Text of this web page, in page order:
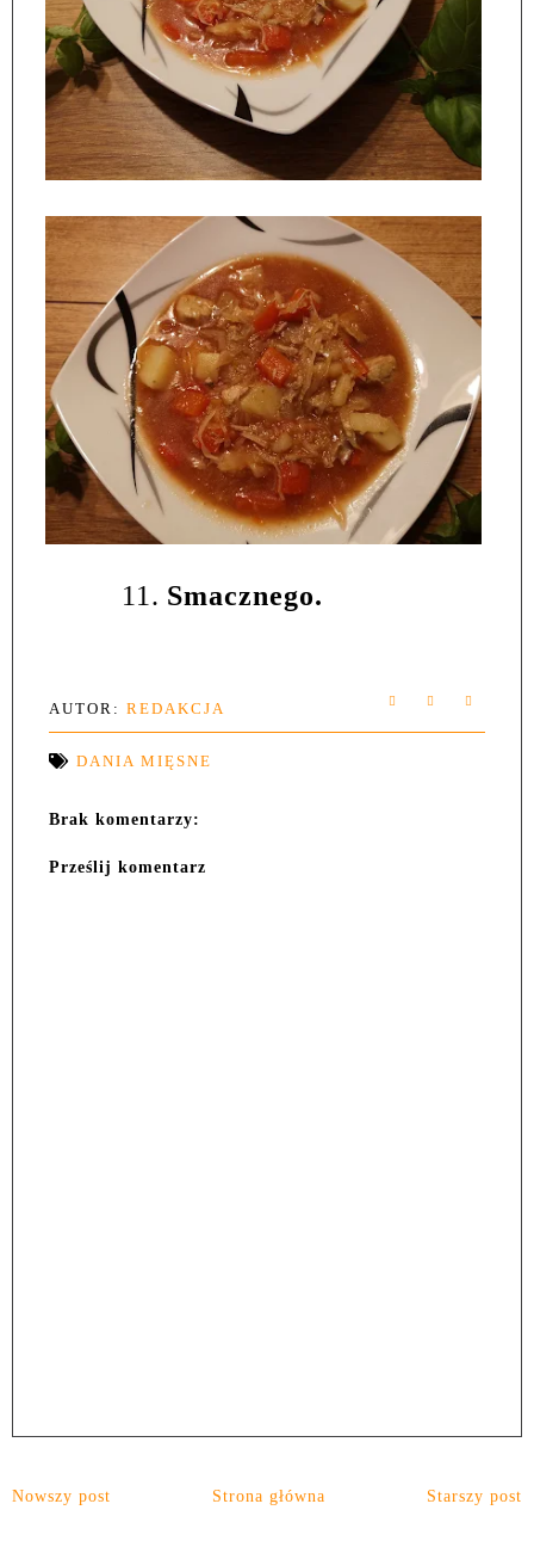
11. Smacznego.
AUTOR: REDAKCJA
DANIA MIĘSNE
Brak komentarzy:
Prześlij komentarz
Nowszy post Starszy post
Strona główna